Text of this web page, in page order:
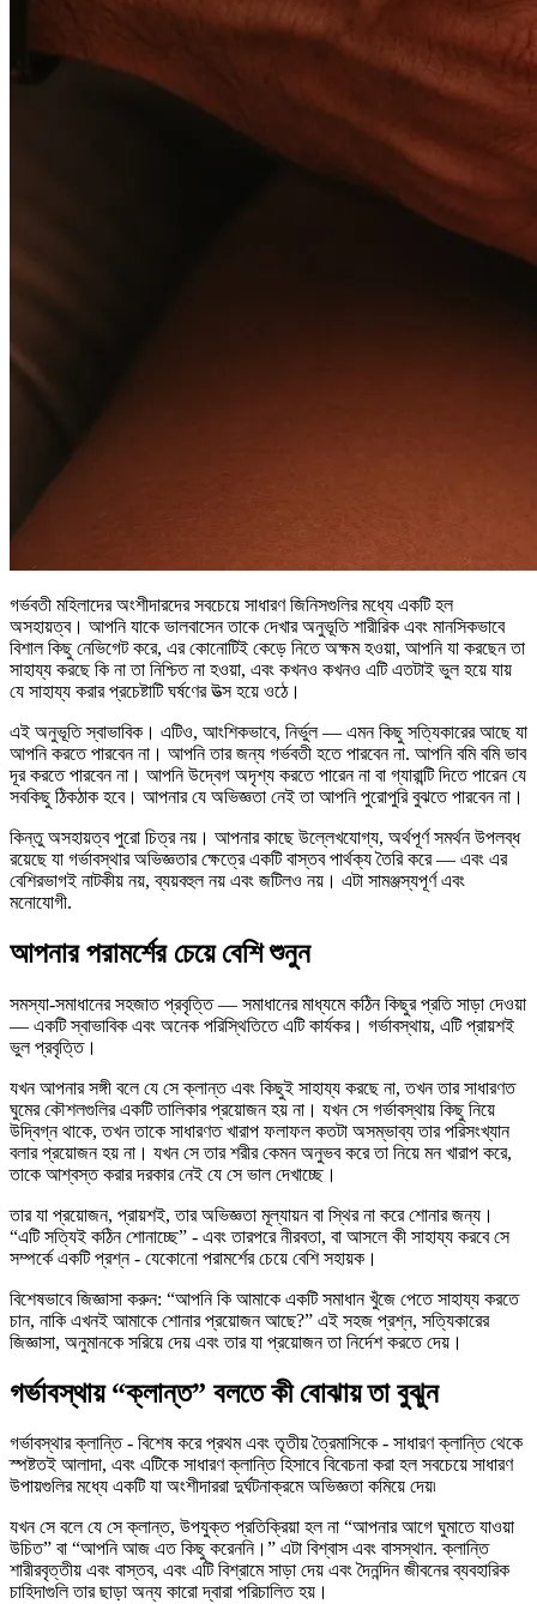
গর্ভবতী মহিলাদের অংশীদারদের সবচেয়ে সাধারণ জিনিসগুলির মধ্যে একটি হল
অসহায়ত্ব। আপনি যাকে ভালবাসেন তাকে দেখার অনুভূতি শারীরিক এবং মানসিকভাবে
বিশাল কিছু নেভিগেট করে, এর কোনোটিই কেড়ে নিতে অক্ষম হওয়া, আপনি যা করছেন তা
সাহায্য করছে কি না তা নিশ্চিত না হওয়া, এবং কখনও কখনও এটি এতটাই ভুল হয়ে যায়
যে সাহায্য করার প্রচেষ্টাটি ঘর্ষণের উত্স হয়ে ওঠে।
এই অনুভূতি স্বাভাবিক। এটিও, আংশিকভাবে, নির্ভুল — এমন কিছু সত্যিকারের আছে যা
আপনি করতে পারবেন না। আপনি তার জন্য গর্ভবতী হতে পারবেন না. আপনি বমি বমি ভাব
দূর করতে পারবেন না। আপনি উদ্বেগ অদৃশ্য করতে পারেন না বা গ্যারান্টি দিতে পারেন যে
সবকিছু ঠিকঠাক হবে। আপনার যে অভিজ্ঞতা নেই তা আপনি পুরোপুরি বুঝতে পারবেন না।
কিন্তু অসহায়ত্ব পুরো চিত্র নয়। আপনার কাছে উল্লেখযোগ্য, অর্থপূর্ণ সমর্থন উপলব্ধ
রয়েছে যা গর্ভাবস্থার অভিজ্ঞতার ক্ষেত্রে একটি বাস্তব পার্থক্য তৈরি করে — এবং এর
বেশিরভাগই নাটকীয় নয়, ব্যয়বহুল নয় এবং জটিলও নয়। এটা সামঞ্জস্যপূর্ণ এবং
মনোযোগী.
আপনার পরামর্শের চেয়ে বেশি শুনুন
সমস্যা-সমাধানের সহজাত প্রবৃত্তি — সমাধানের মাধ্যমে কঠিন কিছুর প্রতি সাড়া দেওয়া
— একটি স্বাভাবিক এবং অনেক পরিস্থিতিতে এটি কার্যকর। গর্ভাবস্থায়, এটি প্রায়শই
ভুল প্রবৃত্তি।
যখন আপনার সঙ্গী বলে যে সে ক্লান্ত এবং কিছুই সাহায্য করছে না, তখন তার সাধারণত
ঘুমের কৌশলগুলির একটি তালিকার প্রয়োজন হয় না। যখন সে গর্ভাবস্থায় কিছু নিয়ে
উদ্বিগ্ন থাকে, তখন তাকে সাধারণত খারাপ ফলাফল কতটা অসম্ভাব্য তার পরিসংখ্যান
বলার প্রয়োজন হয় না। যখন সে তার শরীর কেমন অনুভব করে তা নিয়ে মন খারাপ করে,
তাকে আশ্বস্ত করার দরকার নেই যে সে ভাল দেখাচ্ছে।
তার যা প্রয়োজন, প্রায়শই, তার অভিজ্ঞতা মূল্যায়ন বা স্থির না করে শোনার জন্য।
“এটি সত্যিই কঠিন শোনাচ্ছে” - এবং তারপরে নীরবতা, বা আসলে কী সাহায্য করবে সে
সম্পর্কে একটি প্রশ্ন - যেকোনো পরামর্শের চেয়ে বেশি সহায়ক।
বিশেষভাবে জিজ্ঞাসা করুন: “আপনি কি আমাকে একটি সমাধান খুঁজে পেতে সাহায্য করতে
চান, নাকি এখনই আমাকে শোনার প্রয়োজন আছে?” এই সহজ প্রশ্ন, সত্যিকারের
জিজ্ঞাসা, অনুমানকে সরিয়ে দেয় এবং তার যা প্রয়োজন তা নির্দেশ করতে দেয়।
গর্ভাবস্থায় “ক্লান্ত” বলতে কী বোঝায় তা বুঝুন
গর্ভাবস্থার ক্লান্তি - বিশেষ করে প্রথম এবং তৃতীয় ত্রৈমাসিকে - সাধারণ ক্লান্তি থেকে
স্পষ্টতই আলাদা, এবং এটিকে সাধারণ ক্লান্তি হিসাবে বিবেচনা করা হল সবচেয়ে সাধারণ
উপায়গুলির মধ্যে একটি যা অংশীদাররা দুর্ঘটনাক্রমে অভিজ্ঞতা কমিয়ে দেয়৷
যখন সে বলে যে সে ক্লান্ত, উপযুক্ত প্রতিক্রিয়া হল না “আপনার আগে ঘুমাতে যাওয়া
উচিত” বা “আপনি আজ এত কিছু করেননি।” এটা বিশ্বাস এবং বাসস্থান. ক্লান্তি
শারীরবৃত্তীয় এবং বাস্তব, এবং এটি বিশ্রামে সাড়া দেয় এবং দৈনন্দিন জীবনের ব্যবহারিক
চাহিদাগুলি তার ছাড়া অন্য কারো দ্বারা পরিচালিত হয়।